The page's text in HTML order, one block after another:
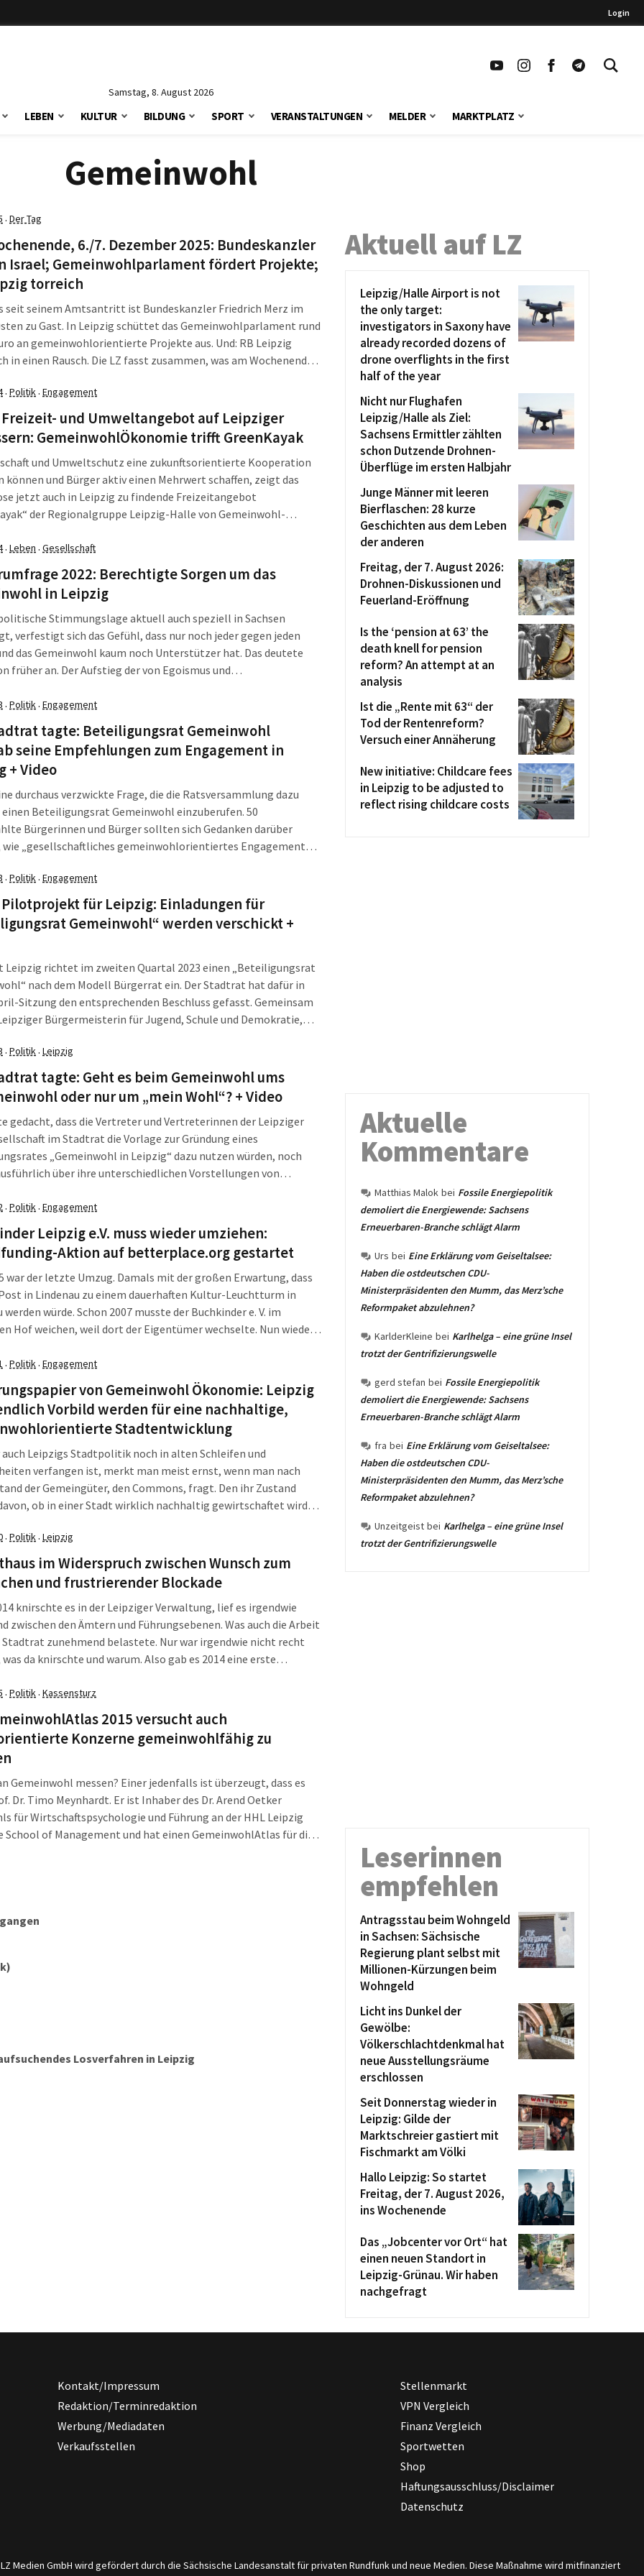
Login
Samstag, 8. August 2026
LEBEN KULTUR BILDUNG SPORT VERANSTALTUNGEN MELDER MARKTPLATZ
Gemeinwohl
· Der Tag
6./7. Dezember 2025: Bundeskanzler
Israel; Gemeinwohlparlament fördert Projekte;
torreich
seit seinem Amtsantritt ist Bundeskanzler Friedrich Merz im
zu Gast. In Leipzig schüttet das Gemeinwohlparlament rund
an gemeinwohlorientierte Projekte aus. Und: RB Leipzig
in einen Rausch. Die LZ fasst zusammen, was am Wochenende,
Merz besucht Nahen […]
· Politik· Engagement
Freizeit- und Umweltangebot auf Leipziger
GemeinwohlÖkonomie trifft GreenKayak
und Umweltschutz eine zukunftsorientierte Kooperation
können und Bürger aktiv einen Mehrwert schaffen, zeigt das
jetzt auch in Leipzig zu findende Freizeitangebot
der Regionalgruppe Leipzig-Halle von Gemeinwohl-
die Natur“ läuft für mindestens zwei Jahre von Mai bis Oktober
[…]
· Leben · Gesellschaft
2022: Berechtigte Sorgen um das
in Leipzig
Stimmungslage aktuell auch speziell in Sachsen
verfestigt sich das Gefühl, dass nur noch jeder gegen jeden
das Gemeinwohl kaum noch Unterstützer hat. Das deutete
früher an. Der Aufstieg der von Egoismus und
der Bürgerumfrage […]
· Politik· Engagement
tagte: Beteiligungsrat Gemeinwohl
seine Empfehlungen zum Engagement in
+ Video
durchaus verzwickte Frage, die die Ratsversammlung dazu
Beteiligungsrat Gemeinwohl einzuberufen. 50
Bürgerinnen und Bürger sollten sich Gedanken darüber
wie „gesellschaftliches gemeinwohlorientiertes Engagement
das der im April 2022 gegründete „Runde Tisch
aufgebracht hatte. Am 15. November übergab der […]
· Politik· Engagement
Pilotprojekt für Leipzig: Einladungen für
Gemeinwohl“ werden verschickt +
Leipzig richtet im zweiten Quartal 2023 einen „Beteiligungsrat
nach dem Modell Bürgerrat ein. Der Stadtrat hat dafür in
Sitzung den entsprechenden Beschluss gefasst. Gemeinsam
Bürgermeisterin für Jugend, Schule und Demokratie,
am Montag, dem 15. Mai, im Bürgerbüro am […]
· Politik· Leipzig
tagte: Geht es beim Gemeinwohl ums
oder nur um „mein Wohl“? + Video
gedacht, dass die Vertreter und Vertreterinnen der Leipziger
im Stadtrat die Vorlage zur Gründung eines
„Gemeinwohl in Leipzig“ dazu nutzen würden, noch
über ihre unterschiedlichen Vorstellungen von
machte, dass ihn das Gemeinwohl der anderen nicht
[…]
· Politik· Engagement
Leipzig e.V. muss wieder umziehen:
Aktion auf betterplace.org gestartet
war der letzte Umzug. Damals mit der großen Erwartung, dass
in Lindenau zu einem dauerhaften Kultur-Leuchtturm in
werden würde. Schon 2007 musste der Buchkinder e. V. im
Hof weichen, weil dort der Eigentümer wechselte. Nun wieder
· Politik· Engagement
von Gemeinwohl Ökonomie: Leipzig
Vorbild werden für eine nachhaltige,
Stadtentwicklung
auch Leipzigs Stadtpolitik noch in alten Schleifen und
verfangen ist, merkt man meist ernst, wenn man nach
der Gemeingüter, den Commons, fragt. Den ihr Zustand
ob in einer Stadt wirklich nachhaltig gewirtschaftet wird
Leipzig-Halle bekommt OBM Burkhard Jung
Forderungspapier.
· Politik· Leipzig
im Widerspruch zwischen Wunsch zum
und frustrierender Blockade
knirschte es in der Leipziger Verwaltung, lief es irgendwie
zwischen den Ämtern und Führungsebenen. Was auch die Arbeit
zunehmend belastete. Nur war irgendwie nicht recht
da knirschte und warum. Also gab es 2014 eine erste
dass sie sich von ihren Vorgesetzten ziemlich vernachlässigt
fühlten. 2019 gab es die zweite Befragung.
· Politik· Kassensturz
2015 versucht auch
Konzerne gemeinwohlfähig zu
Gemeinwohl messen? Einer jedenfalls ist überzeugt, dass es
Dr. Timo Meynhardt. Er ist Inhaber des Dr. Arend Oetker
für Wirtschaftspsychologie und Führung an der HHL Leipzig
School of Management und hat einen GemeinwohlAtlas für die
Losverfahren in Leipzig
Aktuell auf LZ
Leipzig/Halle Airport is not
the only target:
investigators in Saxony have
already recorded dozens of
drone overflights in the first
half of the year
Nicht nur Flughafen
Leipzig/Halle als Ziel:
Sachsens Ermittler zählten
schon Dutzende Drohnen-
Überflüge im ersten Halbjahr
Junge Männer mit leeren
Bierflaschen: 28 kurze
Geschichten aus dem Leben
der anderen
Freitag, der 7. August 2026:
Drohnen-Diskussionen und
Feuerland-Eröffnung
Is the ‘pension at 63’ the
death knell for pension
reform? An attempt at an
analysis
Ist die „Rente mit 63“ der
Tod der Rentenreform?
Versuch einer Annäherung
New initiative: Childcare fees
in Leipzig to be adjusted to
reflect rising childcare costs
Aktuelle
Kommentare
Matthias Malok bei Fossile Energiepolitik
demoliert die Energiewende: Sachsens
Erneuerbaren-Branche schlägt Alarm
Urs bei Eine Erklärung vom Geiseltalsee:
Haben die ostdeutschen CDU-
Ministerpräsidenten den Mumm, das Merz’sche
Reformpaket abzulehnen?
KarlderKleine bei Karlhelga – eine grüne Insel
trotzt der Gentrifizierungswelle
gerd stefan bei Fossile Energiepolitik
demoliert die Energiewende: Sachsens
Erneuerbaren-Branche schlägt Alarm
fra bei Eine Erklärung vom Geiseltalsee:
Haben die ostdeutschen CDU-
Ministerpräsidenten den Mumm, das Merz’sche
Reformpaket abzulehnen?
Unzeitgeist bei Karlhelga – eine grüne Insel
trotzt der Gentrifizierungswelle
Leserinnen
empfehlen
Antragsstau beim Wohngeld
in Sachsen: Sächsische
Regierung plant selbst mit
Millionen-Kürzungen beim
Wohngeld
Licht ins Dunkel der
Gewölbe:
Völkerschlachtdenkmal hat
neue Ausstellungsräume
erschlossen
Seit Donnerstag wieder in
Leipzig: Gilde der
Marktschreier gastiert mit
Fischmarkt am Völki
Hallo Leipzig: So startet
Freitag, der 7. August 2026,
ins Wochenende
Das „Jobcenter vor Ort“ hat
einen neuen Standort in
Leipzig-Grünau. Wir haben
nachgefragt
Kontakt/Impressum
Redaktion/Terminredaktion
Werbung/Mediadaten
Verkaufsstellen
Stellenmarkt
VPN Vergleich
Finanz Vergleich
Sportwetten
Shop
Haftungsausschluss/Disclaimer
Datenschutz
LZ Medien GmbH wird gefördert durch die Sächsische Landesanstalt für privaten Rundfunk und neue Medien. Diese Maßnahme wird mitfinanziert